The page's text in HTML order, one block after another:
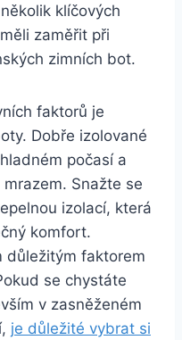
klíčových
zaměřit⁢ při
​zimních bot.
‌faktorů je
Dobře izolované
počasí⁢ a​
Snažte se
izolací, která
komfort.
důležitým faktorem
se chystáte
v zasněženém
je důležité vybrat si